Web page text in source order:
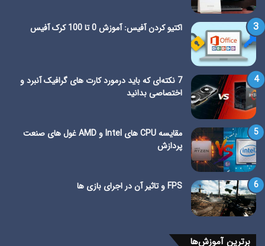
اکتیو کردن آفیس: آموزش 0 تا 100 کرک آفیس
7 نکته‌ای که باید درمورد کارت های گرافیک آنبرد و
اختصاصی بدانید
مقایسه CPU های Intel و AMD غول های صنعت
پردازش
FPS و تاثیر آن در اجرای بازی ها
برترین آموزش‌ها